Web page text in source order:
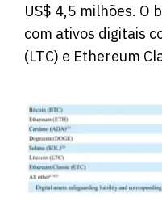
US$ 4,5 milhões. O
com ativos digitais
(LTC) e Ethereum